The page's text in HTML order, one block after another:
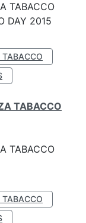
TABACCO
DAY 2015
TABACCO
TABACCO